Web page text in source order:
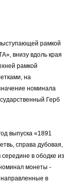
рамкой
внизу вдоль края
рамкой
на
номинала
Герб
выпуска «1891
справа дубовая,
в ободке из
монеты -
в